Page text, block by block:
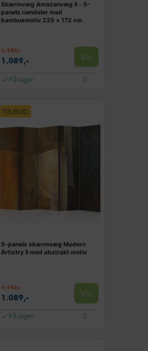
Skærmvæg Amazonvæg II - 5-
panels rumdeler med
bambusmotiv 225 × 172 cm
1.149,-
1.089,- Vis
På lager
TILBUD
5-panels skærmvæg Modern
Artistry II med abstrakt motiv
1.149,-
1.089,- Vis
På lager